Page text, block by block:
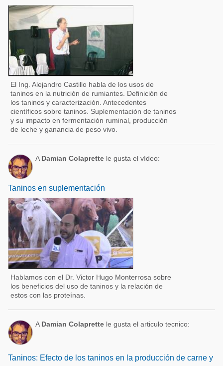
El Ing. Alejandro Castillo habla de los usos de
taninos en la nutrición de rumiantes. Definición de
los taninos y caracterización. Antecedentes
científicos sobre taninos. Suplementación de taninos
y su impacto en fermentación ruminal, producción
de leche y ganancia de peso vivo.
A Damian Colaprette le gusta el vídeo:
Taninos en suplementación
Hablamos con el Dr. Victor Hugo Monterrosa sobre
los beneficios del uso de taninos y la relación de
estos con las proteínas.
A Damian Colaprette le gusta el articulo tecnico:
Taninos: Efecto de los taninos en la producción de carne y